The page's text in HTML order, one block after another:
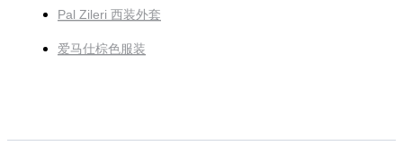
Pal Zileri 西装外套
爱马仕棕色服装